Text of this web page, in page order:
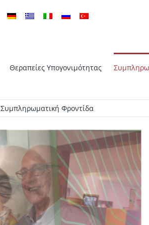
Θεραπείες Υπογονιμότητας
ICSI – Μικροχειρουργική
Γονιμοποίηση με εμβρυομεταφορά
PGS – Προεμφυτευτική Γενετική
Εξέταση
TESA – TESE ICSI
Κρυοσυντήρηση σπέρματος –
Τράπεζα σπέρματος
Συμπληρωματική Φροντίδα